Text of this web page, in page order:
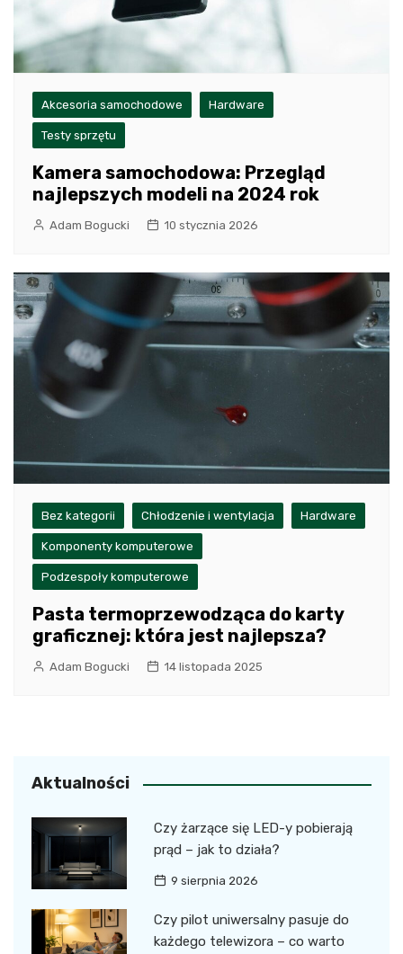
Akcesoria samochodowe Hardware
Testy sprzętu
Kamera samochodowa: Przegląd
najlepszych modeli na 2024 rok
Adam Bogucki 10 stycznia 2026
Bez kategorii Chłodzenie i wentylacja Hardware
Komponenty komputerowe
Podzespoły komputerowe
Pasta termoprzewodząca do karty
graficznej: która jest najlepsza?
Adam Bogucki 14 listopada 2025
Aktualności
Czy żarzące się LED-y pobierają
prąd – jak to działa?
9 sierpnia 2026
Czy pilot uniwersalny pasuje do
każdego telewizora – co warto